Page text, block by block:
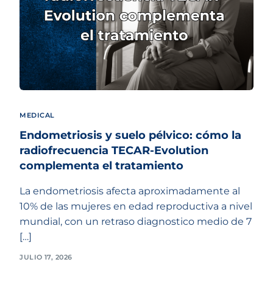
MEDICAL
Endometriosis y suelo pélvico: cómo la
radiofrecuencia TECAR-Evolution
complementa el tratamiento
La endometriosis afecta aproximadamente al
10% de las mujeres en edad reproductiva a nivel
mundial, con un retraso diagnostico medio de 7
[…]
JULIO 17, 2026